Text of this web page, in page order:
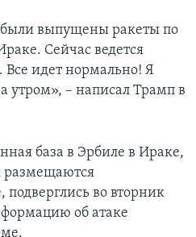
выпущены ракеты по
Сейчас ведется
идет нормально! Я
утром», – написал Трамп в
база в Эрбиле в Ираке,
размещаются
во вторник
об атаке